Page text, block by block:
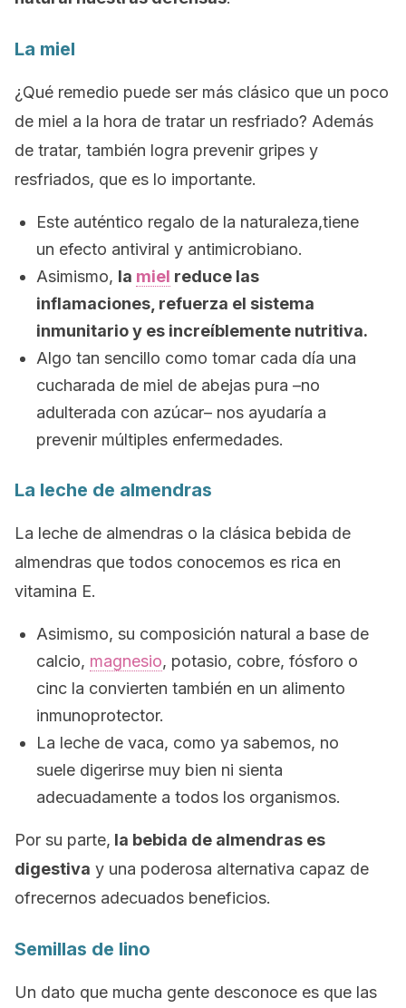
La miel
¿Qué remedio puede ser más clásico que un poco
de miel a la hora de tratar un resfriado? Además
de tratar, también logra prevenir gripes y
resfriados, que es lo importante.
Este auténtico regalo de la naturaleza,tiene
un efecto antiviral y antimicrobiano.
Asimismo, la miel reduce las
inflamaciones, refuerza el sistema
inmunitario y es increíblemente nutritiva.
Algo tan sencillo como tomar cada día una
cucharada de miel de abejas pura –no
adulterada con azúcar– nos ayudaría a
prevenir múltiples enfermedades.
La leche de almendras
La leche de almendras o la clásica bebida de
almendras que todos conocemos es rica en
vitamina E.
Asimismo, su composición natural a base de
calcio, magnesio, potasio, cobre, fósforo o
cinc la convierten también en un alimento
inmunoprotector.
La leche de vaca, como ya sabemos, no
suele digerirse muy bien ni sienta
adecuadamente a todos los organismos.
Por su parte, la bebida de almendras es
digestiva y una poderosa alternativa capaz de
ofrecernos adecuados beneficios.
Semillas de lino
Un dato que mucha gente desconoce es que las